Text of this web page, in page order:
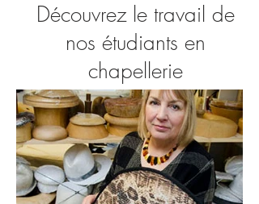
Découvrez le travail de
nos étudiants en
chapellerie